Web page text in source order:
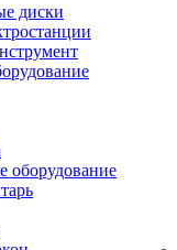
диски
оборудование